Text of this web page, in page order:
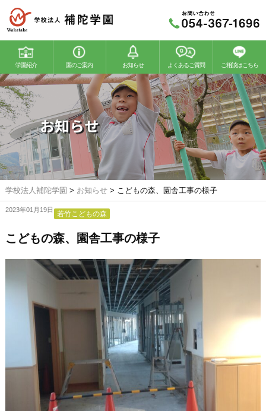
学園紹介 園のご案内
若竹幼稚園 若竹こどもの森
お知らせ よくあるご質問 ご相談はこちら
お知らせ
学校法人補陀学園 > お知らせ> こどもの森、園舎工事の様子
2023年01月19日 若竹こどもの森
こどもの森、園舎工事の様子